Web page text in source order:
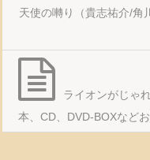
天使の囀り（貴志祐介/
ライオンがじゃ
本、CD、DVD-BOXなど